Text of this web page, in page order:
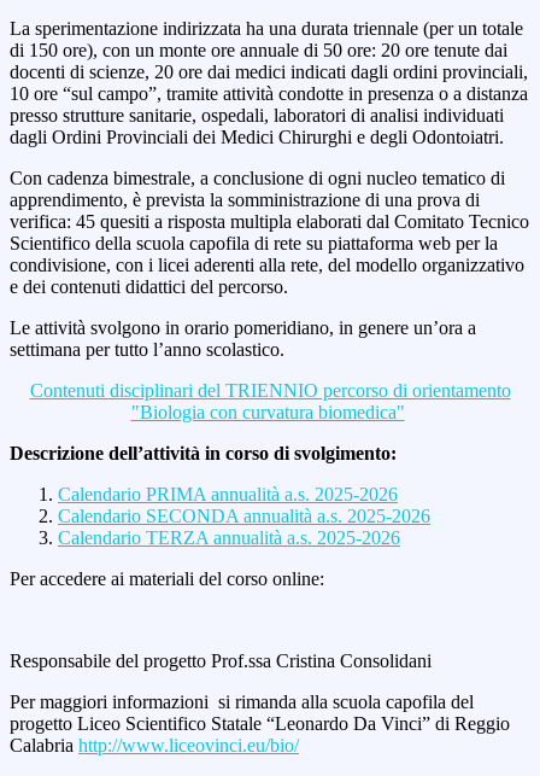
La sperimentazione indirizzata ha una durata triennale (per un totale
di 150 ore), con un monte ore annuale di 50 ore: 20 ore tenute dai
docenti di scienze, 20 ore dai medici indicati dagli ordini provinciali,
10 ore “sul campo”, tramite attività condotte in presenza o a distanza
presso strutture sanitarie, ospedali, laboratori di analisi individuati
dagli Ordini Provinciali dei Medici Chirurghi e degli Odontoiatri.
Con cadenza bimestrale, a conclusione di ogni nucleo tematico di
apprendimento, è prevista la somministrazione di una prova di
verifica: 45 quesiti a risposta multipla elaborati dal Comitato Tecnico
Scientifico della scuola capofila di rete su piattaforma web per la
condivisione, con i licei aderenti alla rete, del modello organizzativo
e dei contenuti didattici del percorso.
Le attività svolgono in orario pomeridiano, in genere un’ora a
settimana per tutto l’anno scolastico.
Contenuti disciplinari del TRIENNIO percorso di orientamento
"Biologia con curvatura biomedica"
Descrizione dell’attività in corso di svolgimento:
Calendario PRIMA annualità a.s. 2025-2026
Calendario SECONDA annualità a.s. 2025-2026
Calendario TERZA annualità a.s. 2025-2026
Per accedere ai materiali del corso online:
Responsabile del progetto Prof.ssa Cristina Consolidani
Per maggiori informazioni si rimanda alla scuola capofila del
progetto Liceo Scientifico Statale “Leonardo Da Vinci” di Reggio
Calabria http://www.liceovinci.eu/bio/